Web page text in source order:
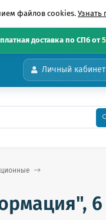
файлов cookies. Узнать
доставка по СПб от
Личный кабинет